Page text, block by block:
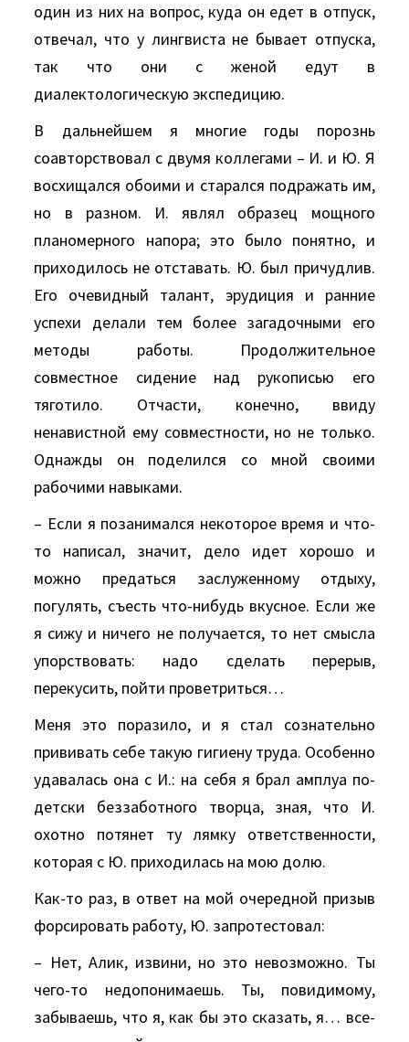
один из них на вопрос, куда он едет в отпуск,
отвечал, что у лингвиста не бывает отпуска,
так что они с женой едут в
диалектологическую экспедицию.
В дальнейшем я многие годы порознь
соавторствовал с двумя коллегами – И. и Ю. Я
восхищался обоими и старался подражать им,
но в разном. И. являл образец мощного
планомерного напора; это было понятно, и
приходилось не отставать. Ю. был причудлив.
Его очевидный талант, эрудиция и ранние
успехи делали тем более загадочными его
методы работы. Продолжительное
совместное сидение над рукописью его
тяготило. Отчасти, конечно, ввиду
ненавистной ему совместности, но не только.
Однажды он поделился со мной своими
рабочими навыками.
– Если я позанимался некоторое время и что-
то написал, значит, дело идет хорошо и
можно предаться заслуженному отдыху,
погулять, съесть что-нибудь вкусное. Если же
я сижу и ничего не получается, то нет смысла
упорствовать: надо сделать перерыв,
перекусить, пойти проветриться…
Меня это поразило, и я стал сознательно
прививать себе такую гигиену труда. Особенно
удавалась она с И.: на себя я брал амплуа по-
детски беззаботного творца, зная, что И.
охотно потянет ту лямку ответственности,
которая с Ю. приходилась на мою долю.
Как-то раз, в ответ на мой очередной призыв
форсировать работу, Ю. запротестовал:
– Нет, Алик, извини, но это невозможно. Ты
чего-то недопонимаешь. Ты, повидимому,
забываешь, что я, как бы это сказать, я… все-